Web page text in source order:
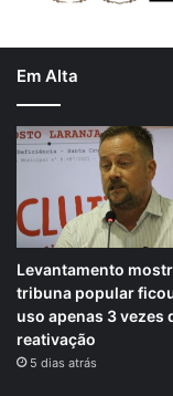
Em Alta
Levantamento
tribuna popular
uso apenas 3 vezes
reativação
5 dias atrás